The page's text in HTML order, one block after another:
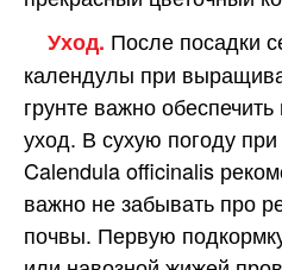
Уход. После посадки
календулы при
грунте важно
уход. В сухую погоду
Calendula officinalis
важно не забывать про
почвы. Первую